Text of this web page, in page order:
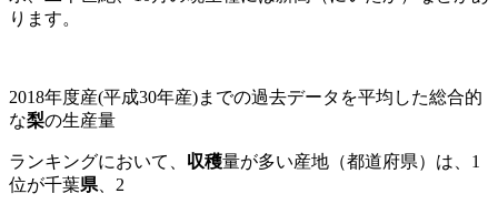
ります。
2018年度産(平成30年産)までの過去データを平均した総合的
な梨の生産量
ランキングにおいて、 収穫量が多い産地（都道府県）は、1
位が千葉県 、2